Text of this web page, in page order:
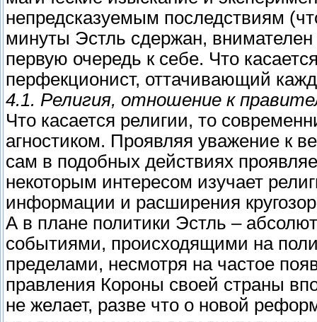
непредсказуемым последствиям
минуты Эстль сдержан,
первую очередь к себе. Что
перфекционист, оттачивающий
4.1. Религия, отношение к
Что касается религии, то
агностиком. Проявляя уважение к
сам в подобных действиях
некоторым интересом изучает
информации и расширения
А в плане политики Эстль –
событиями, происходящими на
пределами, несмотря на частое
правления Короны своей страны
не желает, разве что о новой